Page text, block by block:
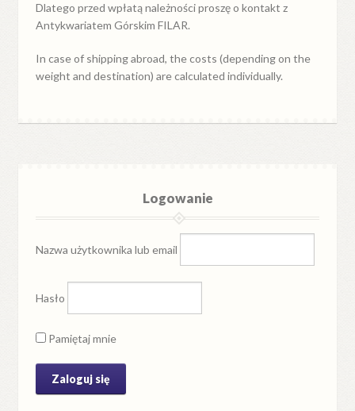
Dlatego przed wpłatą należności proszę o kontakt z
Antykwariatem Górskim FILAR.
In case of shipping abroad, the costs (depending on the
weight and destination) are calculated individually.
Logowanie
Nazwa użytkownika lub email
Hasło
Pamiętaj mnie